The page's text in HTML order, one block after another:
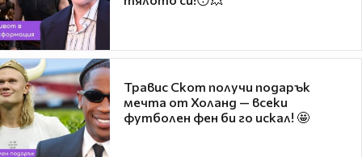
Травис Скот получи подарък
мечта от Холанд — всеки
футболен фен би го искал! 🤩